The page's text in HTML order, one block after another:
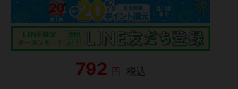
792 円 税込